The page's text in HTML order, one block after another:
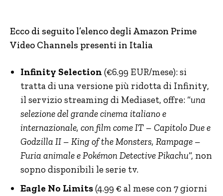
Ecco di seguito l’elenco degli Amazon Prime
Video Channels presenti in Italia
Infinity Selection (€6.99 EUR/mese): si
tratta di una versione più ridotta di Infinity,
il servizio streaming di Mediaset, offre: “una
selezione del grande cinema italiano e
internazionale, con film come IT – Capitolo Due e
Godzilla II – King of the Monsters, Rampage –
Furia animale e Pokémon Detective Pikachu“, non
sopno disponibili le serie tv.
Eagle No Limits(4.99 € al mese con 7 giorni